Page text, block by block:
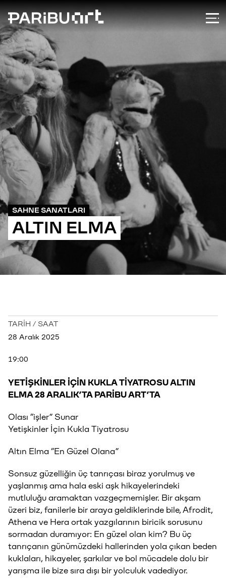
SAHNE SANATLARI
ALTIN ELMA
TARİH / SAAT
28 Aralık 2025
19:00
YETİŞKİNLER İÇİN KUKLA TİYATROSU ALTIN
ELMA 28 ARALIK’TA PARİBU ART’TA
Olası “işler” Sunar
Yetişkinler İçin Kukla Tiyatrosu
Altın Elma “En Güzel Olana”
Sonsuz güzelliğin üç tanrıçası biraz yorulmuş ve
yaşlanmış ama hala eski aşk hikayelerindeki
mutluluğu aramaktan vazgeçmemişler. Bir akşam
üzeri biz, fanilerle bir araya geldiklerinde bile, Afrodit,
Athena ve Hera ortak yazgılarının biricik sorusunu
sormadan duramıyor: En güzel olan kim? Bu üç
tanrıçanın günümüzdeki hallerinden yola çıkan beden
kuklaları, hikayeler, şarkılar ve bol mücadele dolu bir
yarışma ile bize sıra dışı bir yolculuk vadediyor.